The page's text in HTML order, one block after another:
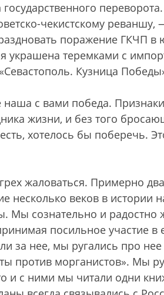
чекистскому
поражение ГКЧП
украшена теремками с
Кузница
наша с вами победа.
жизни, и без того
хотелось бы поберечь.
жаловаться. Примерно
несколько веков в
Мы сознательно и радостно
посильное участие
за нее, мы ругались про
против морганистов». Мы
и с ними мы читали одни